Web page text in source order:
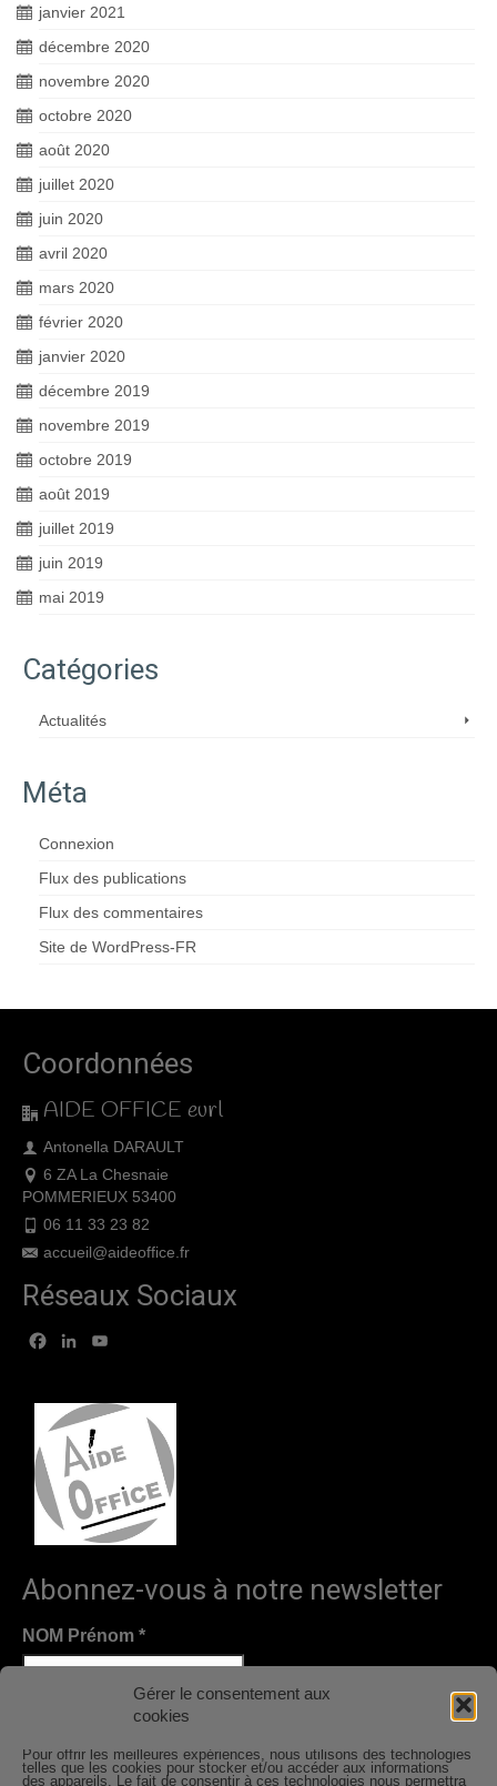
Gérer le consentement aux
cookies
Pour offrir les meilleures expériences, nous utilisons des technologies
telles que les cookies pour stocker et/ou accéder aux informations
des appareils. Le fait de consentir à ces technologies nous permettra
janvier 2021
décembre 2020
novembre 2020
octobre 2020
août 2020
juillet 2020
juin 2020
avril 2020
mars 2020
février 2020
janvier 2020
décembre 2019
novembre 2019
octobre 2019
août 2019
juillet 2019
juin 2019
mai 2019
Catégories
Actualités
Méta
Connexion
Flux des publications
Flux des commentaires
Site de WordPress-FR
Coordonnées
AIDE OFFICE eurl
Antonella DARAULT
6 ZA La Chesnaie
POMMERIEUX 53400
06 11 33 23 82
accueil@aideoffice.fr
Réseaux Sociaux
Facebook
LinkedIn
Abonnez-vous à notre newsletter
NOM Prénom *